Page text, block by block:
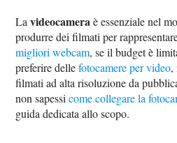
Lavideocameraè essenziale nel
produrre dei filmati per
migliori webcam, se il budget è
preferire dellefotocamere per video,
filmati ad alta risoluzione da
non sapessicome collegare la
guida dedicata allo scopo.